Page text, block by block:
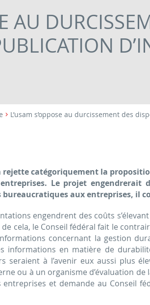
AU
L’usam s’oppose au durcissement des
rejette catégoriquement la
Le projet engendrerait
aux entreprises, il
engendrent des coûts
cela, le Conseil fédéral fait le
concernant la gestion
informations en matière de
seraient à l’avenir eux aussi plus
ou à un organisme d’évaluation
et demande au Conseil